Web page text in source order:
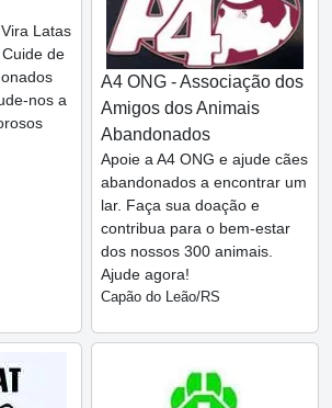
Latas
de
nos a
A4 ONG - Associação dos
Amigos dos Animais
Abandonados
Apoie a A4 ONG e ajude cães
abandonados a encontrar um
lar. Faça sua doação e
contribua para o bem-estar
dos nossos 300 animais.
Ajude agora!
Capão do Leão/RS